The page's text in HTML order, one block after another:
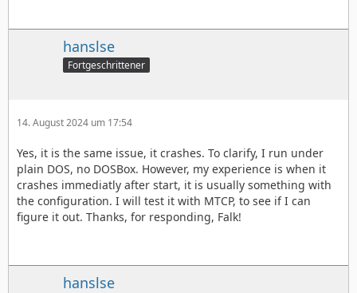
hanslse
Fortgeschrittener
14. August 2024 um 17:54
Yes, it is the same issue, it crashes. To clarify, I run under
plain DOS, no DOSBox. However, my experience is when it
crashes immediatly after start, it is usually something with
the configuration. I will test it with MTCP, to see if I can
figure it out. Thanks, for responding, Falk!
hanslse